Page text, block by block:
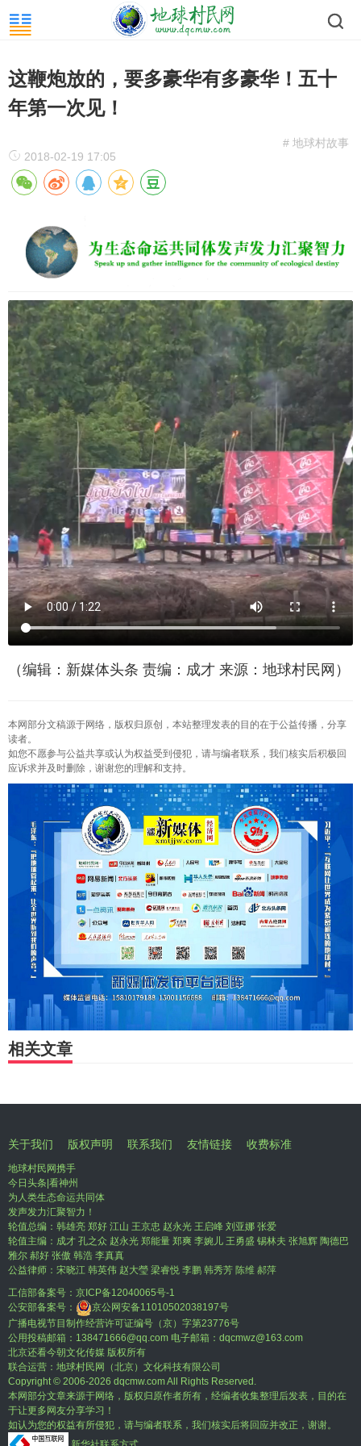
这鞭炮放的，要多豪华有多豪华！五十
年第一次见！
# 地球村故事
2018-02-19 17:05
（编辑：新媒体头条 责编：成才 来源：地球村民网）
本网部分文稿源于网络，版权归原创，本站整理发表的目的在于公益传播，分享
读者。
如您不愿参与公益共享或认为权益受到侵犯，请与编者联系，我们核实后积极回
应诉求并及时删除，谢谢您的理解和支持。
相关文章
关于我们 版权声明 联系我们 友情链接 收费标准
地球村民网携手
今日头条|看神州
为人类生态命运共同体
发声发力汇聚智力！
轮值总编：韩雄亮 郑好 江山 王京忠 赵永光 王启峰 刘亚娜 张爱
轮值主编：成才 孔之众 赵永光 郑能量 郑爽 李婉儿 王勇盛 锡林夫 张旭辉 陶德巴
雅尔 郝好 张傲 韩浩 李真真
公益律师：宋晓江 韩英伟 赵大瑩 梁睿悦 李鹏 韩秀芳 陈维 郝萍
工信部备案号： 京ICP备12040065号-1
公安部备案号：
京公网安备11010502038197号
广播电视节目制作经营许可证编号（京）字第23776号
公用投稿邮箱：138471666@qq.com 电子邮箱：dqcmwz@163.com
北京还看今朝文化传媒 版权所有
联合运营：地球村民网（北京）文化科技有限公司
Copyright © 2006-2026 dqcmw.com All Rights Reserved.
本网部分文章来源于网络，版权归原作者所有，经编者收集整理后发表，目的在
于让更多网友分享学习！
如认为您的权益有所侵犯，请与编者联系，我们核实后将回应并改正，谢谢。